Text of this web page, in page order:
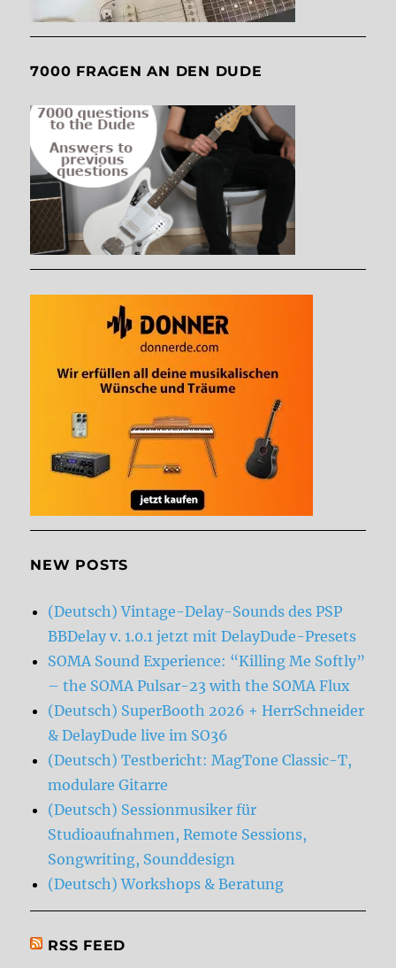
7000 FRAGEN AN DEN DUDE
NEW POSTS
(Deutsch) Vintage-Delay-Sounds des PSP
BBDelay v. 1.0.1 jetzt mit DelayDude-Presets
SOMA Sound Experience: “Killing Me Softly”
– the SOMA Pulsar-23 with the SOMA Flux
(Deutsch) SuperBooth 2026 + HerrSchneider
& DelayDude live im SO36
(Deutsch) Testbericht: MagTone Classic-T,
modulare Gitarre
(Deutsch) Sessionmusiker für
Studioaufnahmen, Remote Sessions,
Songwriting, Sounddesign
(Deutsch) Workshops & Beratung
RSS FEED